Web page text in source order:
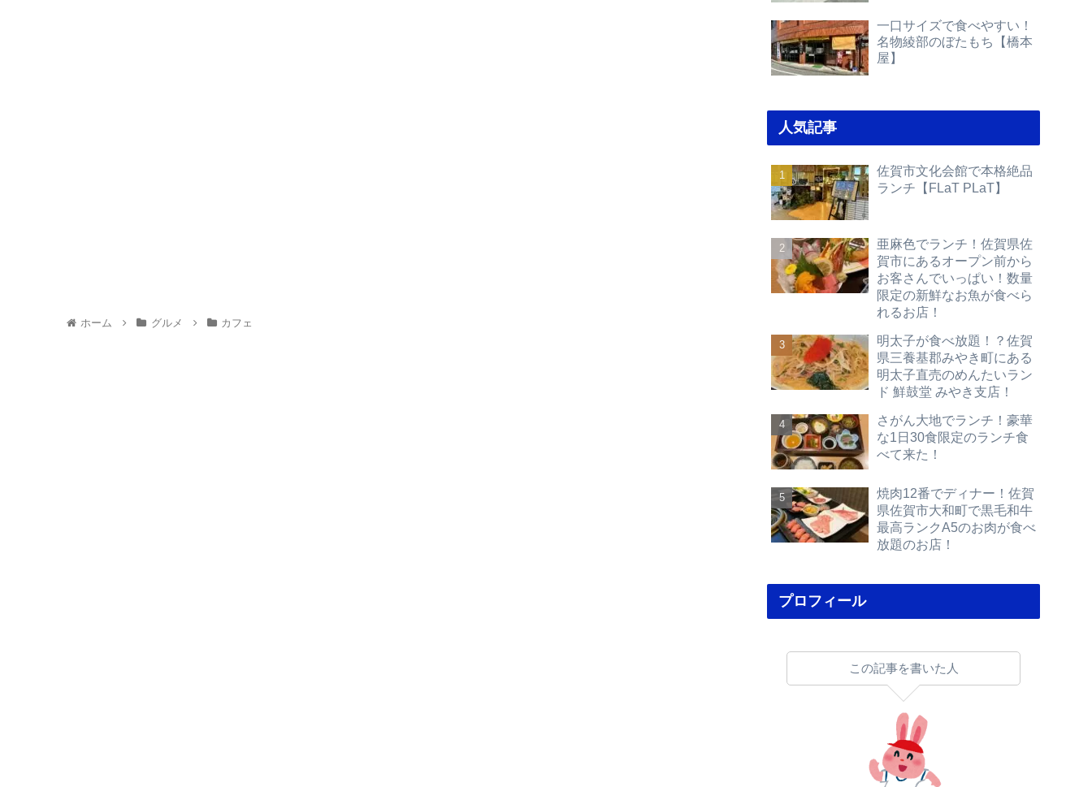
ホーム グルメ カフェ
一口サイズで食べやすい！
名物綾部のぼたもち【橋本
屋】
人気記事
佐賀市文化会館で本格絶品
ランチ【FLaT PLaT】
亜麻色でランチ！佐賀県佐
賀市にあるオープン前から
お客さんでいっぱい！数量
限定の新鮮なお魚が食べら
れるお店！
明太子が食べ放題！？佐賀
県三養基郡みやき町にある
明太子直売のめんたいラン
ド 鮮鼓堂 みやき支店！
さがん大地でランチ！豪華
な1日30食限定のランチ食
べて来た！
焼肉12番でディナー！佐賀
県佐賀市大和町で黒毛和牛
最高ランクA5のお肉が食べ
放題のお店！
プロフィール
この記事を書いた人